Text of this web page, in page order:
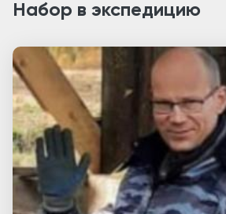
Набор в экспедицию